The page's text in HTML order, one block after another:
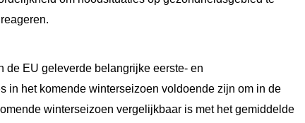
de EU geleverde belangrijke eerste- en
in het komende winterseizoen voldoende zijn om in de
winterseizoen vergelijkbaar is met het gemiddelde